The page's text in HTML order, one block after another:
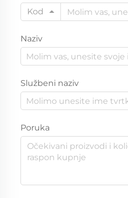
Kod
Naziv
Službeni naziv
Poruka